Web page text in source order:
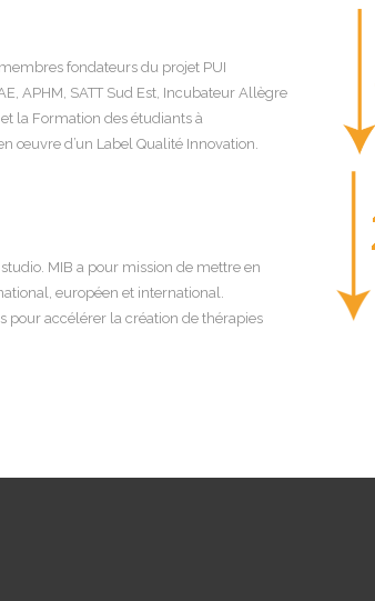
fondateurs du projet PUI
APHM, SATT Sud Est, Incubateur Allègre
la Formation des étudiants à
œuvre d’un Label Qualité Innovation.
MIB a pour mission de mettre en
européen et international.
pour accélérer la création de thérapies